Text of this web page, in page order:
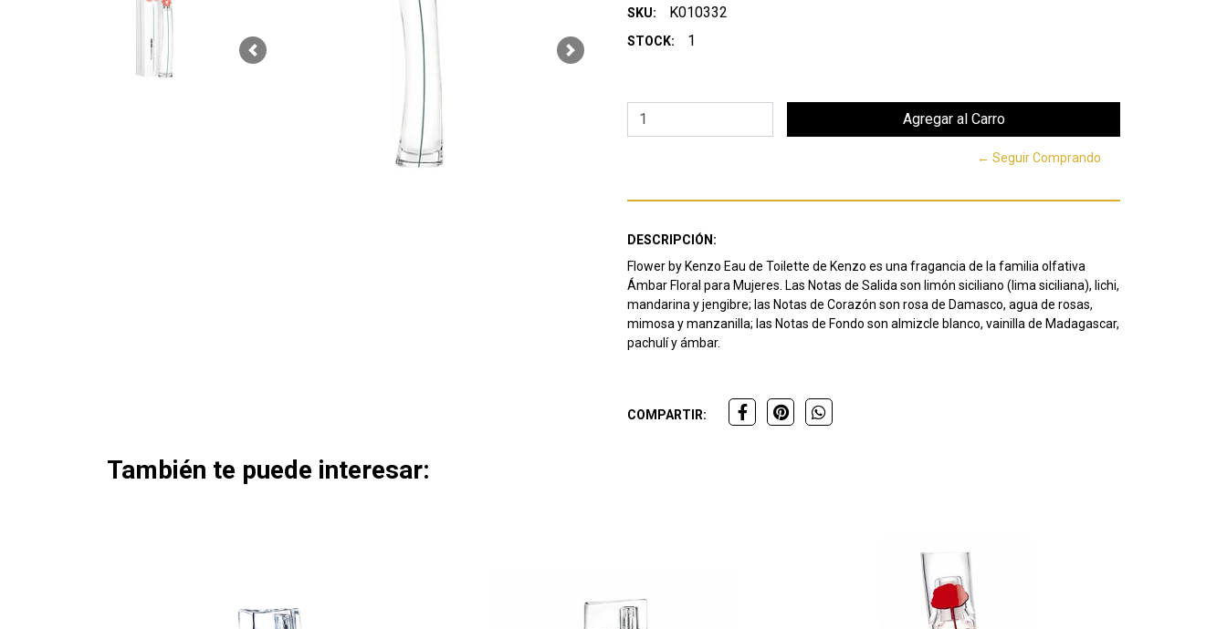
Previous Next
SKU: K010332
STOCK: 1
← Seguir Comprando
DESCRIPCIÓN:
Flower by Kenzo Eau de Toilette de Kenzo es una fragancia de la familia olfativa
Ámbar Floral para Mujeres. Las Notas de Salida son limón siciliano (lima siciliana), lichi,
mandarina y jengibre; las Notas de Corazón son rosa de Damasco, agua de rosas,
mimosa y manzanilla; las Notas de Fondo son almizcle blanco, vainilla de Madagascar,
pachulí y ámbar.
COMPARTIR:
También te puede interesar: